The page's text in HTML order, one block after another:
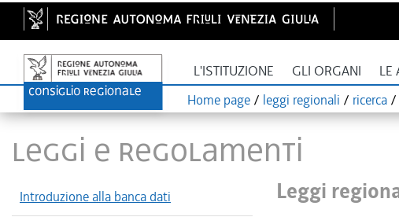
L'ISTITUZIONE GLI ORGANI LE
Home page / leggi regionali / ricerca /
LEGGI E REGOLAMENTI
Introduzione alla banca dati Leggi